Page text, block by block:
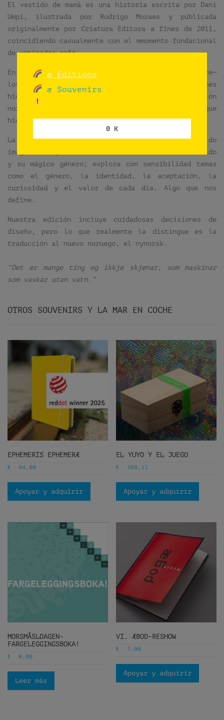
El vestido de mamá es una historia escrita por Dani
Umpi, ilustrada por Rodrigo Moraes y publicada
originalmente por Criatura Editora a fines de 2011,
coincidiendo casualmente con el mmomento fundacional
de antipodes café.
En honor a toda el agua que ha pasado bajo —y sobre—
los puentes desde entonces, acordamos con quienes
hicieron posible el libro editar una versión
noruega, sin fines de lucro, como todo lo que
hicimos y todo lo que haremos.
La historia sigue a un niño en un recorrido
imaginativo y tierno, centrado en un hermoso vestido
y su mágico género; explora con sensibilidad temas
como el género, la identidad, la aceptación, la
curiosidad y el valor de cada día. Algo que nos
define.
Nuestra edición incluye cuidadosas decisiones de
diseño, pero lo que realmente la distingue es la
traducción al nuevo noruego, el nynorsk.
“Det er mange ting eg ikkje skjønar, som maskinar
som vaskar utan vatn.”
OTROS SOUVENIRS Y LA MAR EN COCHE
EPHEMERIS EPHEMERÆ
€ 44,00
Apoyar y adquirir
EL YUYO Y EL JUEGO
€ 308,11
Apoyar y adquirir
MORSMÅSLDAGEN-
FARGELEGGINGSBOKA!
€ 0,00
Leer más
VI. ÆBOD-RESHOW
€ 7,00
Apoyar y adquirir
æ Editions
æ Souvenirs
0 K